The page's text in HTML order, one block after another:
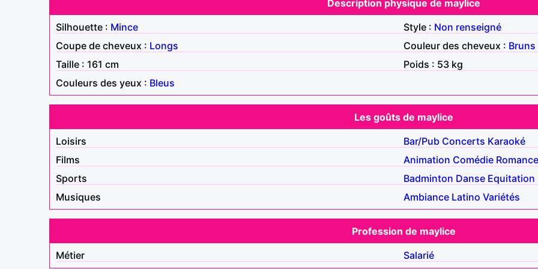
Description physique de maylice
Silhouette : Mince Style : Non renseigné
Coupe de cheveux : Longs Couleur des cheveux : Bruns
Taille : 161 cm
Poids : 53 kg
Couleurs des yeux : Bleus
Les goûts de maylice
Loisirs
Bar/Pub Concerts Karaoké
Films
Animation Comédie Romance
Sports
Badminton Danse Equitation
Musiques
Ambiance Latino Variétés
Profession de maylice
Métier
Salarié